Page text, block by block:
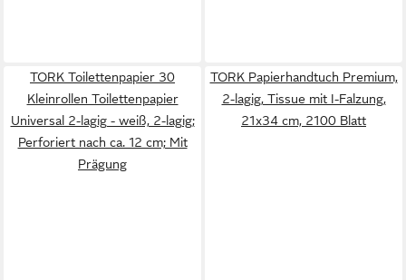
TORK Toilettenpapier 30
Kleinrollen Toilettenpapier
Universal 2-lagig - weiß, 2-lagig;
Perforiert nach ca. 12 cm; Mit
Prägung
TORK Papierhandtuch Premium,
2-lagig, Tissue mit I-Falzung,
21x34 cm, 2100 Blatt